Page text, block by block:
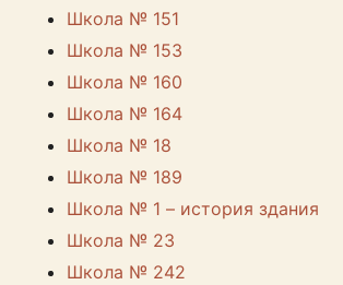
Школа № 151
Школа № 153
Школа № 160
Школа № 164
Школа № 18
Школа № 189
Школа № 1 – история здания
Школа № 23
Школа № 242